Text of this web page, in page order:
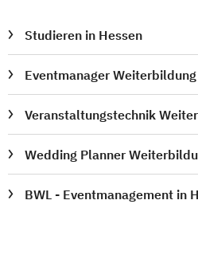
Studieren in Hessen
Eventmanager
Veranstaltungstechnik
Wedding Planner
BWL - Eventmanagement in